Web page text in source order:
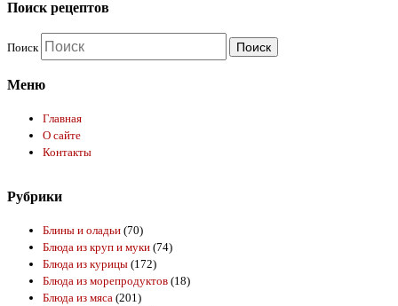
Поиск рецептов
Поиск
Меню
Главная
О сайте
Контакты
Рубрики
Блины и оладьи (70)
Блюда из круп и муки (74)
Блюда из курицы (172)
Блюда из морепродуктов (18)
Блюда из мяса (201)